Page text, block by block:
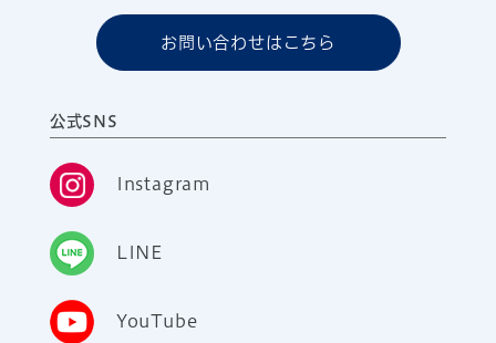
お問い合わせはこちら
公式SNS
Instagram
LINE
YouTube